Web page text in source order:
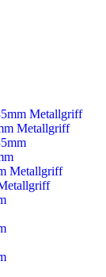
Metallgriff